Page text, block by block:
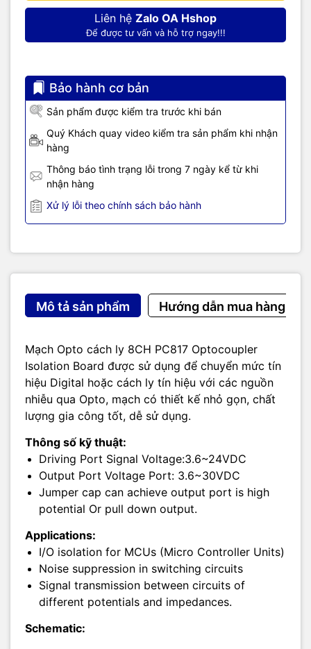
Liên hệ Zalo OA Hshop
Để được tư vấn và hỗ trợ ngay!!!
Bảo hành cơ bản
Sản phẩm được kiểm tra trước khi bán
Quý Khách quay video kiểm tra sản phẩm khi nhận
hàng
Thông báo tình trạng lỗi trong 7 ngày kể từ khi
nhận hàng
Xử lý lỗi theo chính sách bảo hành
Mô tả sản phẩm Hướng dẫn mua hàng
Mạch Opto cách ly 8CH PC817 Optocoupler
Isolation Board được sử dụng để chuyển mức tín
hiệu Digital hoặc cách ly tín hiệu với các nguồn
nhiễu qua Opto, mạch có thiết kế nhỏ gọn, chất
lượng gia công tốt, dễ sử dụng.
Thông số kỹ thuật:
Driving Port Signal Voltage:3.6~24VDC
Output Port Voltage Port: 3.6~30VDC
Jumper cap can achieve output port is high
potential Or pull down output.
Applications:
I/O isolation for MCUs (Micro Controller Units)
Noise suppression in switching circuits
Signal transmission between circuits of
different potentials and impedances.
Schematic: